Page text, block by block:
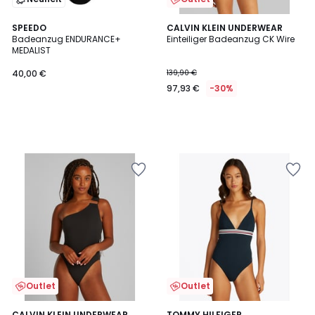
SPEEDO
Badeanzug ENDURANCE+
MEDALIST
40,00 €
CALVIN KLEIN UNDERWEAR
Einteiliger Badeanzug CK Wire
139,90 €
97,93 € -30%
Outlet Outlet